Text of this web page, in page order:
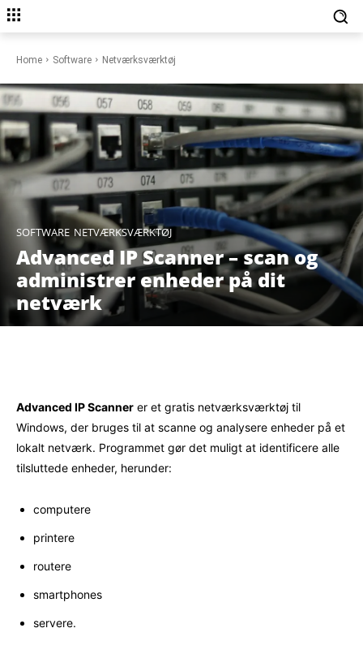
Home Software Netværksværktøj
SOFTWARE NETVÆRKSVÆRKTØJ
Advanced IP Scanner – scan og
administrer enheder på dit
netværk
Advanced IP Scanner er et gratis netværksværktøj til
Windows, der bruges til at scanne og analysere enheder på et
lokalt netværk. Programmet gør det muligt at identificere alle
tilsluttede enheder, herunder:
computere
printere
routere
smartphones
servere.